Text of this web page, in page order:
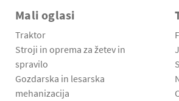
Mali oglasi
Traktor
Stroji in oprema za žetev in
spravilo
Gozdarska in lesarska
mehanizacija